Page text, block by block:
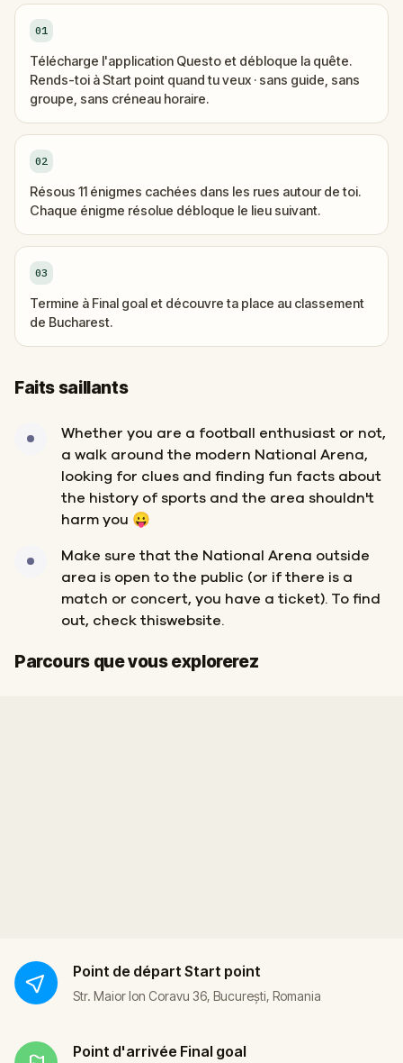
01
Télécharge l'application Questo et débloque la quête.
Rends-toi à Start point quand tu veux · sans guide, sans
groupe, sans créneau horaire.
02
Résous 11 énigmes cachées dans les rues autour de toi.
Chaque énigme résolue débloque le lieu suivant.
03
Termine à Final goal et découvre ta place au classement
de Bucharest.
Faits saillants
Whether you are a football enthusiast or not,
a walk around the modern National Arena,
looking for clues and finding fun facts about
the history of sports and the area shouldn't
harm you 😛
Make sure that the National Arena outside
area is open to the public (or if there is a
match or concert, you have a ticket). To find
out, check thiswebsite.
Parcours que vous explorerez
Départ
Arrivée
Point de départ Start point
Str. Maior Ion Coravu 36, București, Romania
Point d'arrivée Final goal